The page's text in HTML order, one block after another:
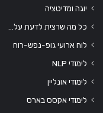
יוגה ומדיטציה
כל מה שרצית לדעת על…
לוח ארועי גופ-נפש-רוח
לימודי NLP
לימודי אונליין
לימודי אקסס בארס